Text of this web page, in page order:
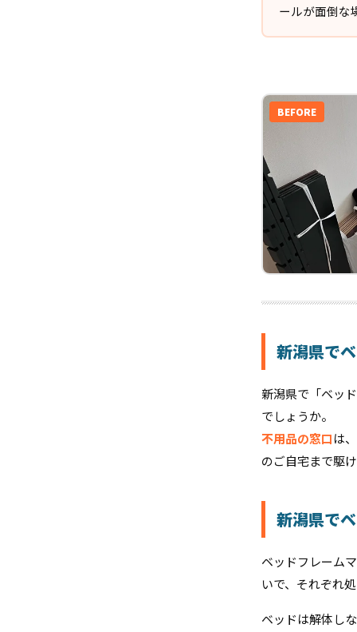
ールが面倒な
BEFORE
新潟県で
新潟県で「ベッ
でしょうか。
不用品の窓口は
のご自宅まで駆
新潟県で
ベッドフレーム
いで、それぞれ
ベッドは解体し